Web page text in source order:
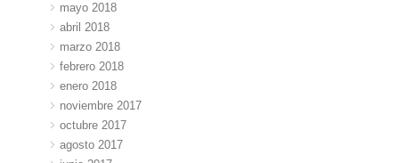
mayo 2018
abril 2018
marzo 2018
febrero 2018
enero 2018
noviembre 2017
octubre 2017
agosto 2017